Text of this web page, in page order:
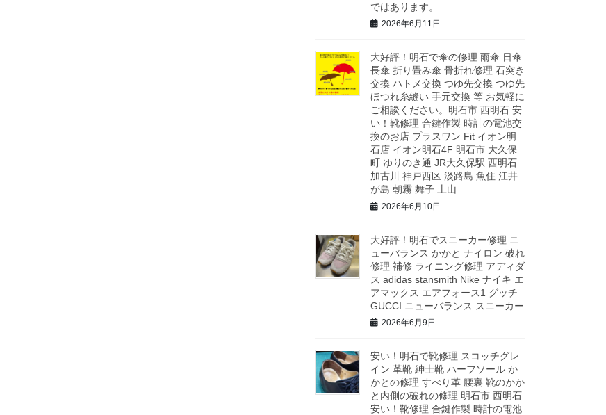
ではあります。
2026年6月11日
大好評！明石で傘の修理 雨傘 日傘
長傘 折り畳み傘 骨折れ修理 石突き
交換 ハトメ交換 つゆ先交換 つゆ先
ほつれ糸縫い 手元交換 等 お気軽に
ご相談ください。明石市 西明石 安
い！靴修理 合鍵作製 時計の電池交
換のお店 プラスワン Fit イオン明
石店 イオン明石4F 明石市 大久保
町 ゆりのき通 JR大久保駅 西明石
加古川 神戸西区 淡路島 魚住 江井
が島 朝霧 舞子 土山
2026年6月10日
大好評！明石でスニーカー修理 ニ
ューバランス かかと ナイロン 破れ
修理 補修 ライニング修理 アディダ
ス adidas stansmith Nike ナイキ エ
アマックス エアフォース1 グッチ
GUCCI ニューバランス スニーカー
2026年6月9日
安い！明石で靴修理 スコッチグレ
イン 革靴 紳士靴 ハーフソール か
かとの修理 すべり革 腰裏 靴のかか
と内側の破れの修理 明石市 西明石
安い！靴修理 合鍵作製 時計の電池